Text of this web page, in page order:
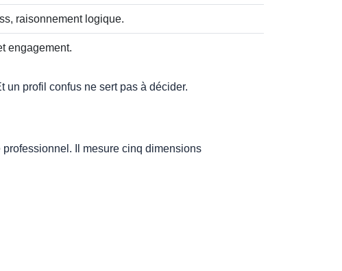
raisonnement logique.
engagement.
profil confus ne sert pas à décider.
Il mesure cinq dimensions